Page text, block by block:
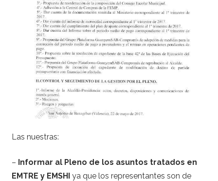
Las nuestras:
– Informar al Pleno de los asuntos tratados en
EMTRE y EMSHI ya que los representantes son de